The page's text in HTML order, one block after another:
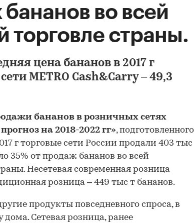
во всей
торговле страны.
цена бананов в 2017 г
METRO Cash&Carry – 49,3
бананов в розничных сетях
на 2018-2022 гг», подготовленного
г торговые сети России продали 403 тыс
35% от продаж бананов во всей
Несетевая современная розница
розница – 449 тыс т бананов.
продукты повседневного спроса, в
Сетевая розница, ранее